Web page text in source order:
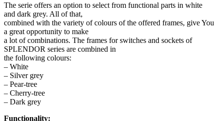
The serie offers an option to select from functional parts in white
and dark grey. All of that,
combined with the variety of colours of the offered frames, give You
a great opportunity to make
a lot of combinations. The frames for switches and sockets of
SPLENDOR series are combined in
the following colours:
– White
– Silver grey
– Pear-tree
– Cherry-tree
– Dark grey
Functionality: